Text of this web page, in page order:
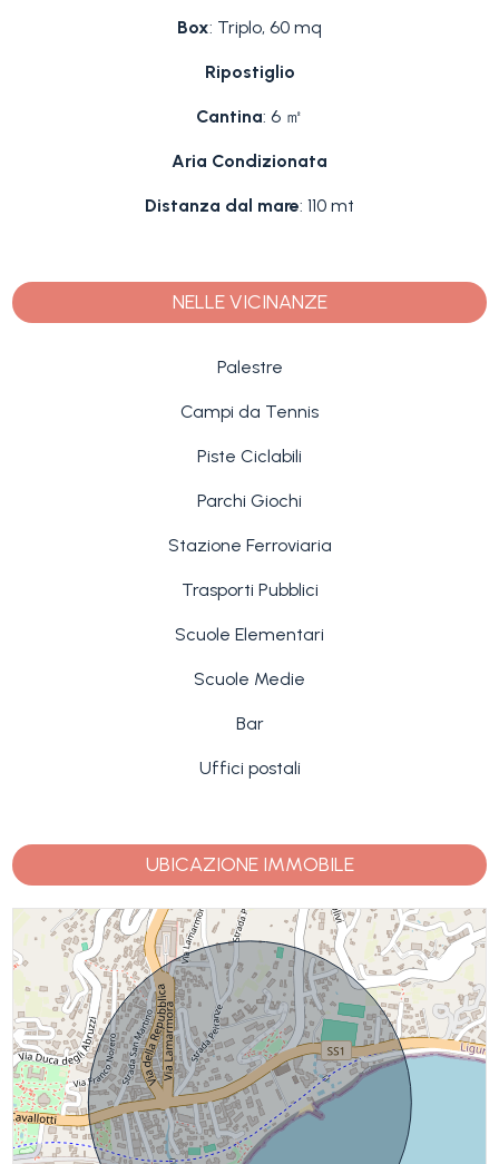
Box: Triplo, 60 mq
Ripostiglio
Cantina: 6 ㎡
Aria Condizionata
Distanza dal mare: 110 mt
NELLE VICINANZE
Palestre
Campi da Tennis
Piste Ciclabili
Parchi Giochi
Stazione Ferroviaria
Trasporti Pubblici
Scuole Elementari
Scuole Medie
Bar
Uffici postali
UBICAZIONE IMMOBILE